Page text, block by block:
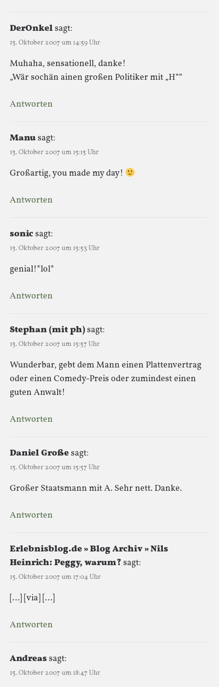
DerOnkelsagt:
15. Oktober 2007 um 14:59 Uhr
Muhaha, sensationell, danke!
„Wär sochän ainen großen Politiker mit „H““
Antworten
Manusagt:
15. Oktober 2007 um 15:15 Uhr
Großartig, you made my day!
Antworten
sonicsagt:
15. Oktober 2007 um 15:53 Uhr
genial!*lol*
Antworten
Stephan (mit ph)sagt:
15. Oktober 2007 um 15:57 Uhr
Wunderbar, gebt dem Mann einen Plattenvertrag
oder einen Comedy-Preis oder zumindest einen
guten Anwalt!
Antworten
Daniel Großesagt:
15. Oktober 2007 um 15:57 Uhr
Großer Staatsmann mit A. Sehr nett. Danke.
Antworten
Erlebnisblog.de » Blog Archiv » Nils
Heinrich: Peggy, warum? sagt:
15. Oktober 2007 um 17:04 Uhr
[…] [via] […]
Antworten
Andreassagt:
15. Oktober 2007 um 18:47 Uhr